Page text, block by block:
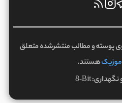
پوسته و مطالب منتشرشده متعلق
موزیکهستند.
نگهداری:8-Bit